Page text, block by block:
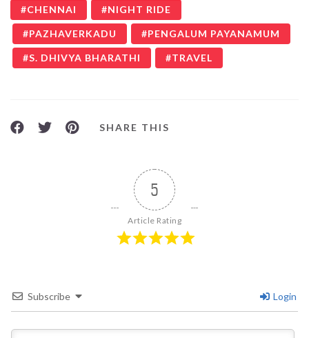
CHENNAI NIGHT RIDE
PAZHAVERKADU PENGALUM PAYANAMUM
S. DHIVYA BHARATHI TRAVEL
SHARE THIS
5
Article Rating
Subscribe Login